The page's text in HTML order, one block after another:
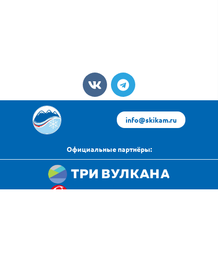
info@skikam.ru
Официальные партнёры: